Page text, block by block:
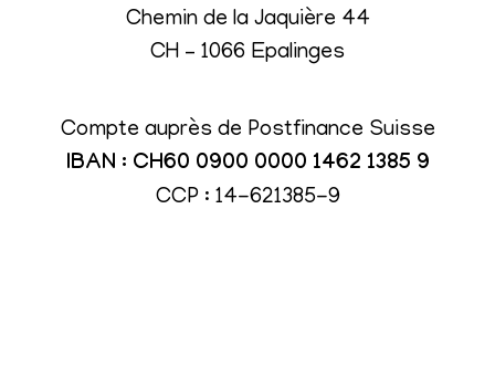
Chemin de la Jaquière 44
CH – 1066 Epalinges
Compte auprès de Postfinance Suisse
IBAN : CH60 0900 0000 1462 1385 9
CCP : 14-621385-9